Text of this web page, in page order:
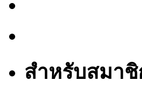
สำหรับสมาชิ